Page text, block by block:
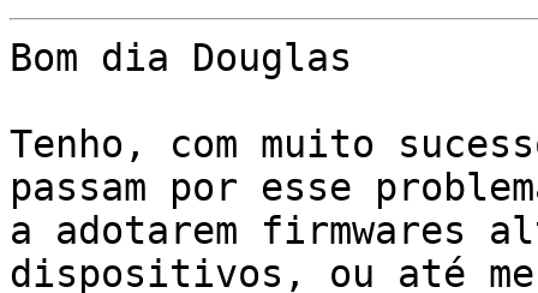
Bom dia Douglas
Tenho, com muito
passam por esse
a adotarem firmwares
dispositivos, ou até